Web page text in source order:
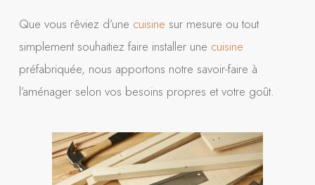
Que vous rêviez d’une cuisine sur mesure ou tout
simplement souhaitiez faire installer une cuisine
préfabriquée, nous apportons notre savoir-faire à
l’aménager selon vos besoins propres et votre goût.